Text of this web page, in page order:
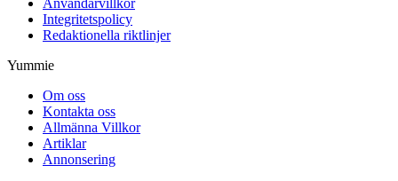
Användarvillkor
Integritetspolicy
Redaktionella riktlinjer
Yummie
Om oss
Kontakta oss
Allmänna Villkor
Artiklar
Annonsering